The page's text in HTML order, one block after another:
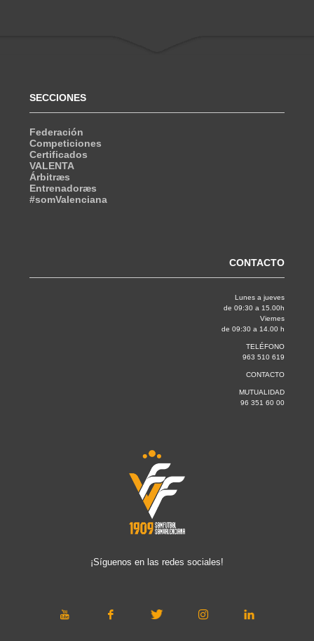
SECCIONES
Federación
Competiciones
Certificados
VALENTA
Árbitræs
Entrenadoræs
#somValenciana
CONTACTO
Lunes a jueves
de 09:30 a 15.00h
Viernes
de 09:30 a 14.00 h
TELÉFONO
963 510 619
CONTACTO
MUTUALIDAD
96 351 60 00
¡Síguenos en las redes sociales!